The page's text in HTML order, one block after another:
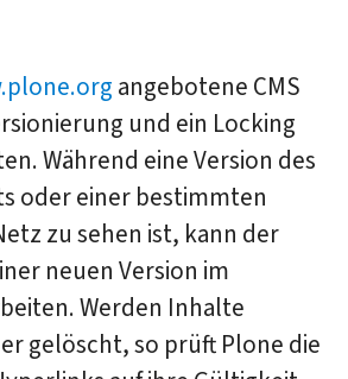
angebotene CMS
und ein Locking
Während eine Version des
oder einer bestimmten
zu sehen ist, kann der
neuen Version im
Werden Inhalte
gelöscht, so prüft Plone die